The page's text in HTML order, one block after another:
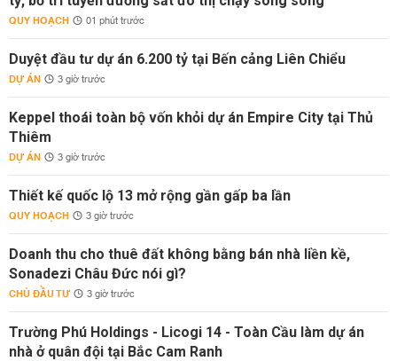
QUY HOẠCH 01 phút trước
Duyệt đầu tư dự án 6.200 tỷ tại Bến cảng Liên Chiểu
DỰ ÁN 3 giờ trước
Keppel thoái toàn bộ vốn khỏi dự án Empire City tại Thủ
Thiêm
DỰ ÁN 3 giờ trước
Thiết kế quốc lộ 13 mở rộng gần gấp ba lần
QUY HOẠCH 3 giờ trước
Doanh thu cho thuê đất không bằng bán nhà liền kề,
Sonadezi Châu Đức nói gì?
CHỦ ĐẦU TƯ 3 giờ trước
Trường Phú Holdings - Licogi 14 - Toàn Cầu làm dự án
nhà ở quân đội tại Bắc Cam Ranh